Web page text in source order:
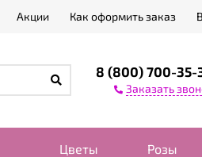
Акции Как оформить заказ
8 (800) 700-35-
Заказать
Цветы Розы